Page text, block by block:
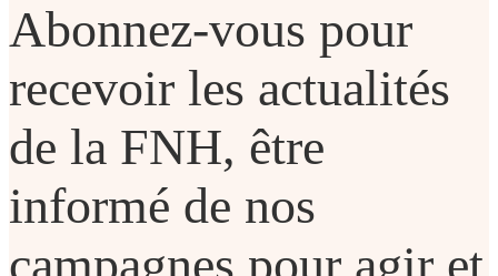
Abonnez-vous pour
recevoir les actualités
de la FNH, être
informé de nos
campagnes pour agir et